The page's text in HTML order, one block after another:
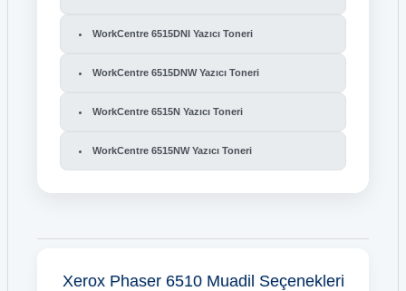
WorkCentre 6515DNI Yazıcı Toneri
WorkCentre 6515DNW Yazıcı Toneri
WorkCentre 6515N Yazıcı Toneri
WorkCentre 6515NW Yazıcı Toneri
Xerox Phaser 6510 Muadil Seçenekleri